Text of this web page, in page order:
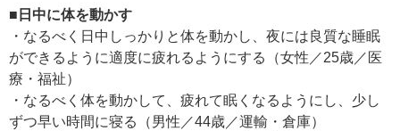
■日中に体を動かす
・なるべく日中しっかりと体を動かし、夜には良質な睡眠
ができるように適度に疲れるようにする（女性／25歳／医
療・福祉）
・なるべく体を動かして、疲れて眠くなるようにし、少し
ずつ早い時間に寝る（男性／44歳／運輸・倉庫）